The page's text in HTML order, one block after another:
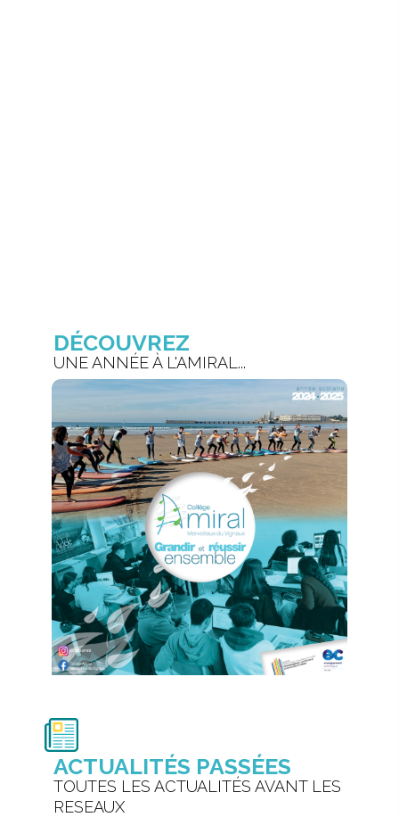
DÉCOUVREZ
UNE ANNÉE À L'AMIRAL...
ACTUALITÉS PASSÉES
TOUTES LES ACTUALITÉS AVANT LES
RESEAUX